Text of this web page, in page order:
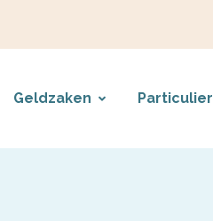
Geldzaken Particulier